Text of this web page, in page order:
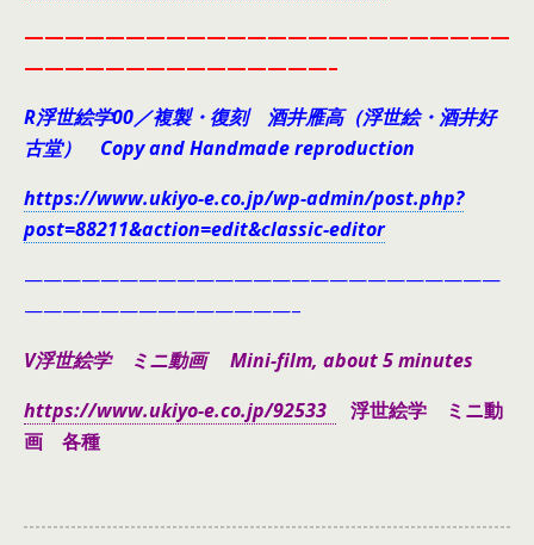
————————————————————————
———————————————–
R浮世絵学00／複製・復刻 酒井雁高（浮世絵・酒井好
古堂） Copy and Handmade reproduction
https://www.ukiyo-e.co.jp/wp-admin/post.php?
post=88211&action=edit&classic-editor
—————————————————————————
——————————————–
V浮世絵学 ミニ動画 Mini-film, about 5 minutes
https://www.ukiyo-e.co.jp/92533
浮世絵学 ミニ動
画 各種